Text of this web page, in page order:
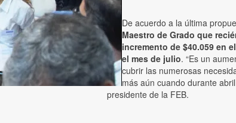
De acuerdo a la última
Maestro de Grado que
incremento de $40.059 en
el mes de julio. “Es un
cubrir las numerosas
más aún cuando durante
presidente de la FEB.